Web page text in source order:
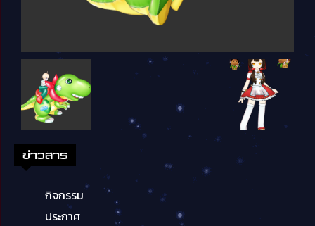
ข่าวสาร
กิจกรรม
ประกาศ